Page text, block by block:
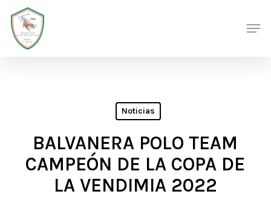
Skip
main
Noticias
BALVANERA POLO TEAM
CAMPEÓN DE LA COPA DE
LA VENDIMIA 2022